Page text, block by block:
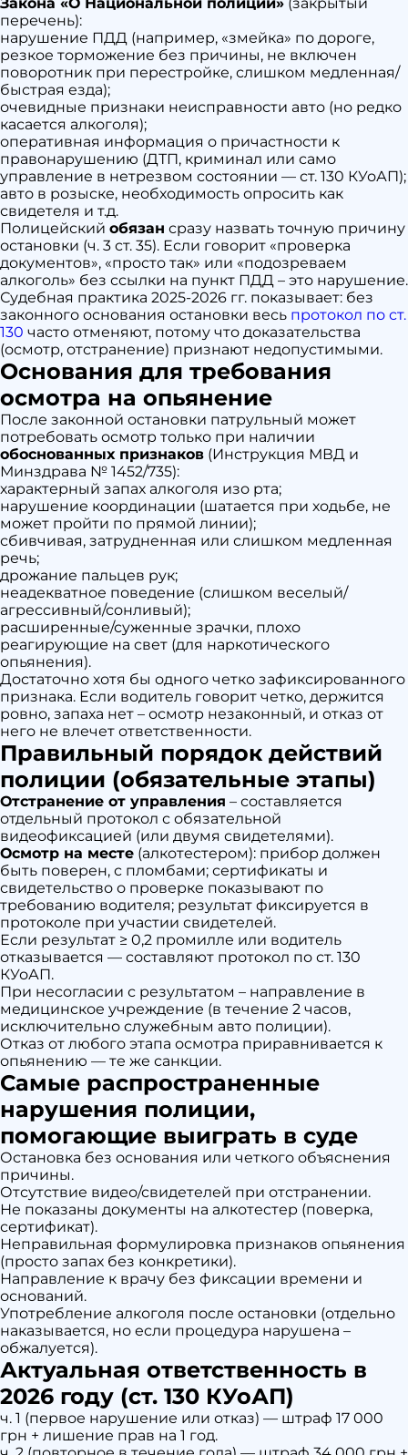
происходить
перечень):
нарушение ПДД (например, «змейка» по дороге,
резкое торможение без причины, не включен
поворотник при перестройке, слишком медленная/
быстрая езда);
очевидные признаки неисправности авто (но редко
касается алкоголя);
оперативная информация о причастности к
правонарушению (ДТП, криминал или само
управление в нетрезвом состоянии — ст. 130 КУоАП);
авто в розыске, необходимость опросить как
свидетеля и т.д.
Полицейский обязан сразу назвать точную причину
остановки (ч. 3 ст. 35). Если говорит «проверка
документов», «просто так» или «подозреваем
алкоголь» без ссылки на пункт ПДД – это нарушение.
Судебная практика 2025-2026 гг. показывает: без
законного основания остановки весь протокол по ст.
130 часто отменяют, потому что доказательства
(осмотр, отстранение) признают недопустимыми.
Основания для требования
осмотра на опьянение
После законной остановки патрульный может
потребовать осмотр только при наличии
обоснованных признаков (Инструкция МВД и
Минздрава № 1452/735):
характерный запах алкоголя изо рта;
нарушение координации (шатается при ходьбе, не
может пройти по прямой линии);
сбивчивая, затрудненная или слишком медленная
речь;
дрожание пальцев рук;
неадекватное поведение (слишком веселый/
агрессивный/сонливый);
расширенные/суженные зрачки, плохо
реагирующие на свет (для наркотического
опьянения).
Достаточно хотя бы одного четко зафиксированного
признака. Если водитель говорит четко, держится
ровно, запаха нет – осмотр незаконный, и отказ от
него не влечет ответственности.
Правильный порядок действий
полиции (обязательные этапы)
Отстранение от управления – составляется
отдельный протокол с обязательной
видеофиксацией (или двумя свидетелями).
Осмотр на месте (алкотестером): прибор должен
быть поверен, с пломбами; сертификаты и
свидетельство о проверке показывают по
требованию водителя; результат фиксируется в
протоколе при участии свидетелей.
Если результат ≥ 0,2 промилле или водитель
отказывается — составляют протокол по ст. 130
КУоАП.
При несогласии с результатом – направление в
медицинское учреждение (в течение 2 часов,
исключительно служебным авто полиции).
Отказ от любого этапа осмотра приравнивается к
опьянению — те же санкции.
Самые распространенные
нарушения полиции,
помогающие выиграть в суде
Остановка без основания или четкого объяснения
причины.
Отсутствие видео/свидетелей при отстранении.
Не показаны документы на алкотестер (поверка,
сертификат).
Неправильная формулировка признаков опьянения
(просто запах без конкретики).
Направление к врачу без фиксации времени и
оснований.
Употребление алкоголя после остановки (отдельно
наказывается, но если процедура нарушена –
обжалуется).
Актуальная ответственность в
2026 году (ст. 130 КУоАП)
ч. 1 (первое нарушение или отказ) — штраф 17 000
грн + лишение прав на 1 год.